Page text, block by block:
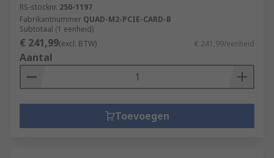
RS-stocknr. 250-1197
Fabrikantnummer QUAD-M2-PCIE-CARD-B
Subtotaal (1 eenheid)
€ 241,99(excl. BTW) € 241,99/eenheid
Aantal
Toevoegen